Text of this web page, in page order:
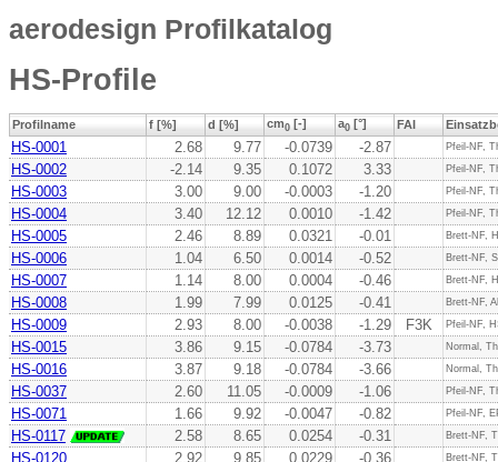
aerodesign Profilkatalog
HS-Profile
Profilname f [%] d [%] cm0 [-] a0 [°] FAI
HS-0001 2.68 9.77 -0.0739 -2.87 Pfeil-NF,
HS-0002 -2.14 9.35 0.1072 3.33 Pfeil-NF,
HS-0003 3.00 9.00 -0.0003 -1.20 Pfeil-NF,
HS-0004 3.40 12.12 0.0010 -1.42 Pfeil-NF,
HS-0005 2.46 8.89 0.0321 -0.01 Brett-NF,
HS-0006 1.04 6.50 0.0014 -0.52 Brett-NF,
HS-0007 1.14 8.00 0.0004 -0.46 Brett-NF,
HS-0008 1.99 7.99 0.0125 -0.41 Brett-NF,
HS-0009 2.93 8.00 -0.0038 -1.29 F3K Pfeil-NF,
HS-0015 3.86 9.15 -0.0784 -3.73 Normal,
HS-0016 3.87 9.18 -0.0784 -3.66 Normal,
HS-0037 2.60 11.05 -0.0009 -1.06 Pfeil-NF,
HS-0071 1.66 9.92 -0.0047 -0.82 Pfeil-NF,
HS-0117 2.58 8.65 0.0254 -0.31 Brett-NF,
HS-0120 2.92 9.85 0.0229 -0.36 Brett-NF,